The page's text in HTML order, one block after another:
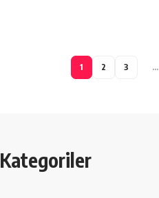
1 2 3 …
Kategoriler